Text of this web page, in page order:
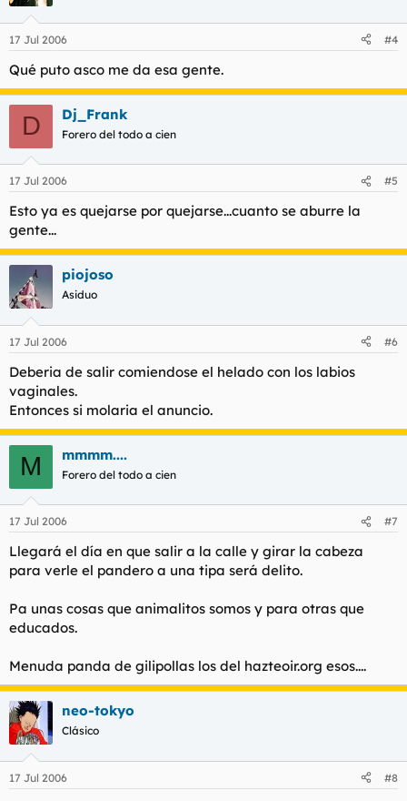
17 Jul 2006 #4
Qué puto asco me da esa gente.
D Dj_Frank
Forero del todo a cien
17 Jul 2006 #5
Esto ya es quejarse por quejarse...cuanto se aburre la
gente...
piojoso
Asiduo
17 Jul 2006 #6
Deberia de salir comiendose el helado con los labios
vaginales.
Entonces si molaria el anuncio.
M mmmm....
Forero del todo a cien
17 Jul 2006 #7
Llegará el día en que salir a la calle y girar la cabeza
para verle el pandero a una tipa será delito.
Pa unas cosas que animalitos somos y para otras que
educados.
Menuda panda de gilipollas los del hazteoir.org esos....
neo-tokyo
Clásico
17 Jul 2006 #8